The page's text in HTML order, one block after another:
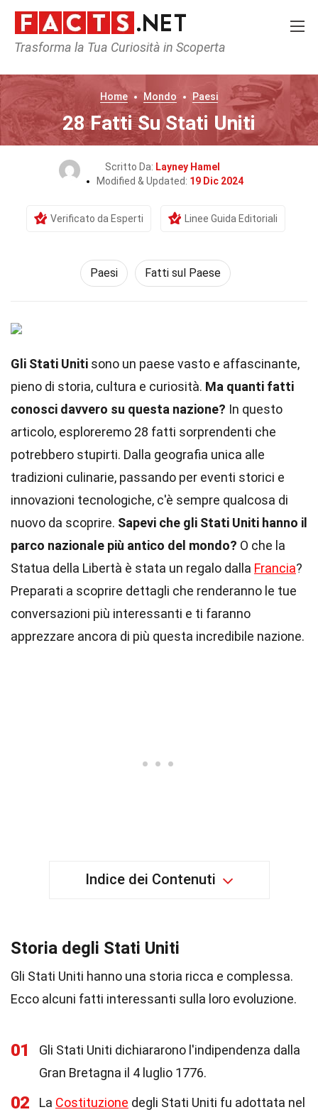
Trasforma la Tua Curiosità in Scoperta
Home Mondo Paesi
28 Fatti Su Stati Uniti
Scritto Da: Layney Hamel
Modified & Updated: 19 Dic 2024
Verificato da Esperti Linee Guida Editoriali
Paesi Fatti sul Paese
Gli Stati Uniti sono un paese vasto e affascinante,
pieno di storia, cultura e curiosità. Ma quanti fatti
conosci davvero su questa nazione? In questo
articolo, esploreremo 28 fatti sorprendenti che
potrebbero stupirti. Dalla geografia unica alle
tradizioni culinarie, passando per eventi storici e
innovazioni tecnologiche, c'è sempre qualcosa di
nuovo da scoprire. Sapevi che gli Stati Uniti hanno il
parco nazionale più antico del mondo? O che la
Statua della Libertà è stata un regalo dalla Francia?
Preparati a scoprire dettagli che renderanno le tue
conversazioni più interessanti e ti faranno
apprezzare ancora di più questa incredibile nazione.
Indice dei Contenuti
Storia degli Stati Uniti
Gli Stati Uniti hanno una storia ricca e complessa.
Ecco alcuni fatti interessanti sulla loro evoluzione.
01
Gli Stati Uniti dichiararono l'indipendenza dalla
Gran Bretagna il 4 luglio 1776.
02 La Costituzione degli Stati Uniti fu adottata nel